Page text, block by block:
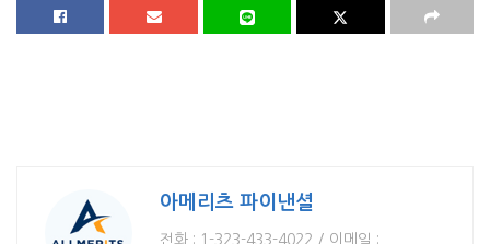
아메리츠 파이낸셜
전화 : 1-323-433-4022 / 이메일 :